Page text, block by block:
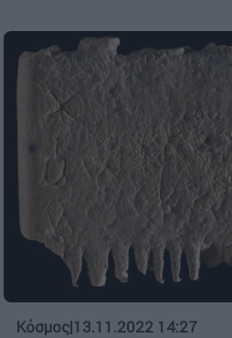
Κόσμος|13.11.2022 14:27